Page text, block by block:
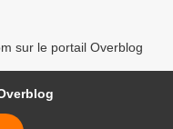
sur le portail Overblog